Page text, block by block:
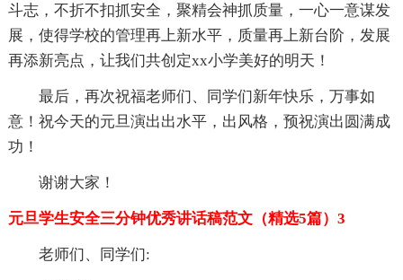
斗志，不折不扣抓安全，聚精会神抓质量，一心一意谋发
展，使得学校的管理再上新水平，质量再上新台阶，发展
再添新亮点，让我们共创定xx小学美好的明天！
最后，再次祝福老师们、同学们新年快乐，万事如
意！祝今天的元旦演出出水平，出风格，预祝演出圆满成
功！
谢谢大家！
元旦学生安全三分钟优秀讲话稿范文（精选5篇）3
老师们、同学们: